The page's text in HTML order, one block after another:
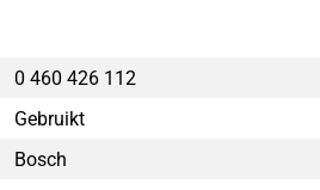
0 460 426 112
Gebruikt
Bosch